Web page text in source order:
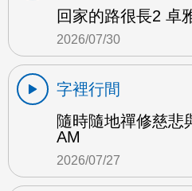
回家的路很長2 卓
2026/07/30
字裡行間
隨時隨地禪修慈悲
AM
2026/07/27